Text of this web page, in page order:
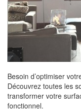
Besoin d’optimiser
Découvrez toutes les
transformer votre
fonctionnel.